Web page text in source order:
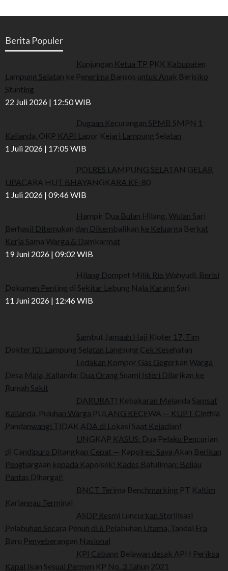
Berita Populer
Kunjungan Ketua TP PKK Kabupaten
Lampung Selatan ke Penerima Bansos untuk Anak Berisiko
Stunting
22 Juli 2026 | 12:50 WIB
Dugaan Kecurangan SPMB SMPN 1
Kalianda, OKP KAPI Lapor Kejari Lampung Selatan
1 Juli 2026 | 17:05 WIB
POLRES LAMPUNG SELATAN GELAR
UPACARA HUT BHAYANGKARA KE-80
1 Juli 2026 | 09:46 WIB
Hampir Dua Bulan Hilang, Wulan Sari
Berhasil Ditemukan dan Dikembalikan ke Keluarga Berkat
Kerja Sama Warga & Damkarmat
19 Juni 2026 | 09:02 WIB
Hilang Dompet Milik Rio Wahyudi, Berisi
Dokumen Penting di Sekitar Lebung Nala Karang Sari
11 Juni 2026 | 12:46 WIB
Sambut Jamaah Haji Kloter 17, Tim
Dokter IDI Lampung Selatan Langsung Cek Kesehatan
Ledakan Kompor Gas Gegerkan Warga
Desa Maja, Kalianda: Dua Orang Suami Isteri Dilarikan ke
Rumah Sakit
DARURAT! Kebakaran Melanda Samsat
Kalianda, Puluhan Warga PULANG KECEWA — KUPT Cinthia
Pandanwangi TIDAK ADA di Lokasi Saat Kejadian!
UNGKAP KASUS: Dua Pelaku Pencurian
di Candipuro Ditangkap Cepat — Kapolres: Saya Akan Berikan
Penghargaan kepada Kapolsek! Kades Batuliman: Beliau
Pantas Dihargai!
BNCT Terima Benchmarking PT Kaltim
Kariangau Terminal
ASDP Resmi Luncurkan Sterilisasi
Pelabuhan Secara Penuh di 6 Pelabuhan Utama, Tandai Era
Baru Penyeberangan Nasional
KPI Cabang Belawan desak APH Periksa
Kapal Ikan Sesuai Permen KP No. 3 Tahun 2021